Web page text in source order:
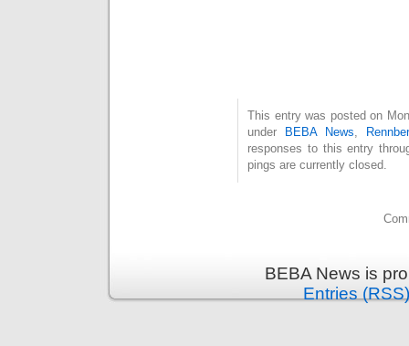
This entry was posted on
under
BEBA News
responses to this entry
pings are currently closed.
BEBA News is
Entries (RSS)